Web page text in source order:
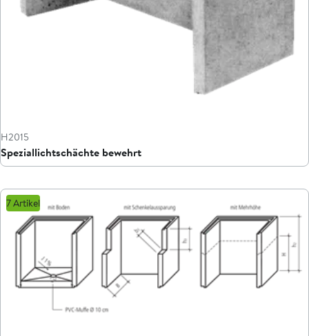
H2015
Speziallichtschächte bewehrt
7 Artikel